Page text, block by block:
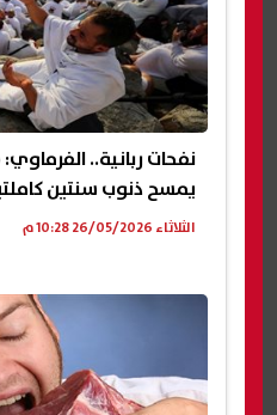
نفحات ربانية..
يمسح ذنوب سنتين
الثلاثاء 26/05/2026 10:28 م